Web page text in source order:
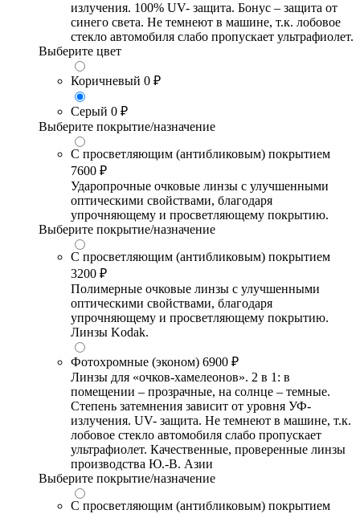
излучения. 100% UV- защита. Бонус – защита от
синего света. Не темнеют в машине, т.к. лобовое
стекло автомобиля слабо пропускает ультрафиолет.
Выберите цвет
Коричневый 0 ₽
Серый 0 ₽
Выберите покрытие/назначение
С просветляющим (антибликовым) покрытием
7600 ₽
Ударопрочные очковые линзы с улучшенными
оптическими свойствами, благодаря
упрочняющему и просветляющему покрытию.
Выберите покрытие/назначение
С просветляющим (антибликовым) покрытием
3200 ₽
Полимерные очковые линзы с улучшенными
оптическими свойствами, благодаря
упрочняющему и просветляющему покрытию.
Линзы Kodak.
Фотохромные (эконом) 6900 ₽
Линзы для «очков-хамелеонов». 2 в 1: в
помещении – прозрачные, на солнце – темные.
Степень затемнения зависит от уровня УФ-
излучения. UV- защита. Не темнеют в машине, т.к.
лобовое стекло автомобиля слабо пропускает
ультрафиолет. Качественные, проверенные линзы
производства Ю.-В. Азии
Выберите покрытие/назначение
С просветляющим (антибликовым) покрытием